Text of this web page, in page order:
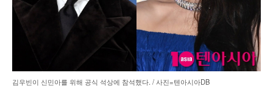
김우빈이 신민아를 위해 공식 석상에 참석했다. / 사진=텐아시아DB